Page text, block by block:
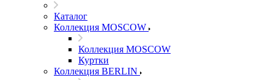
Каталог
Коллекция MOSCOW
Коллекция MOSCOW
Куртки
Коллекция BERLIN